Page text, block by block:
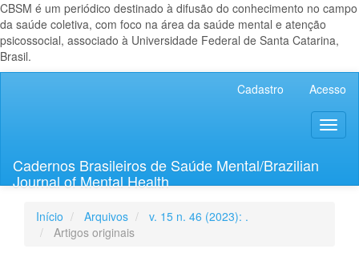
CBSM é um periódico destinado à difusão do conhecimento no campo
da saúde coletiva, com foco na área da saúde mental e atenção
psicossocial, associado à Universidade Federal de Santa Catarina,
Brasil.
Lateral
Cadastro Acesso
Cadernos Brasileiros de Saúde Mental/Brazilian
Journal of Mental Health
Início Arquivos
v. 15 n. 46 (2023): .
Artigos originais